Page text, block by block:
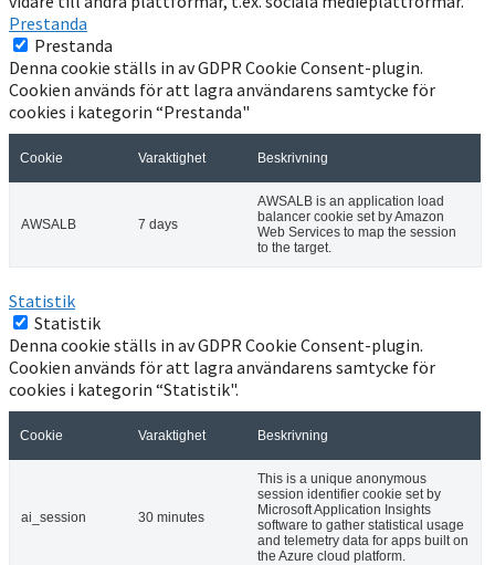
Prestanda
Prestanda
Denna cookie ställs in av GDPR Cookie Consent-plugin.
Cookien används för att lagra användarens samtycke för
cookies i kategorin “Prestanda"
Cookie Varaktighet Beskrivning
AWSALB 7 days
AWSALB is an application load
balancer cookie set by Amazon
Web Services to map the session
to the target.
Statistik
Statistik
Denna cookie ställs in av GDPR Cookie Consent-plugin.
Cookien används för att lagra användarens samtycke för
cookies i kategorin “Statistik".
Cookie Varaktighet Beskrivning
ai_session 30 minutes
This is a unique anonymous
session identifier cookie set by
Microsoft Application Insights
software to gather statistical usage
and telemetry data for apps built on
the Azure cloud platform.